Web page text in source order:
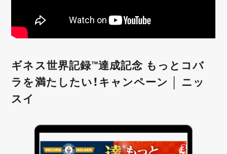
ギネス世界記録™達成記念 もっとコバ
ラを満たしたい！キャンペーン │ ニッ
スイ